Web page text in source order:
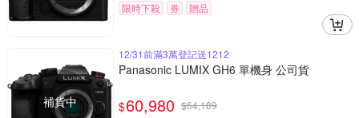
限時下殺
券 贈品
補貨中
12/31前滿3萬登記送1212
Panasonic LUMIX GH6 單機身 公司貨
$60,980 $64,189